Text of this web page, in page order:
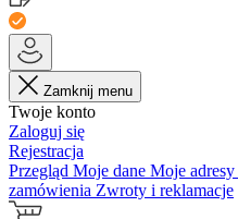
Zamknij menu
Twoje konto
Zaloguj się
Rejestracja
Przegląd Moje dane Moje adresy
zamówienia Zwroty i reklamacje